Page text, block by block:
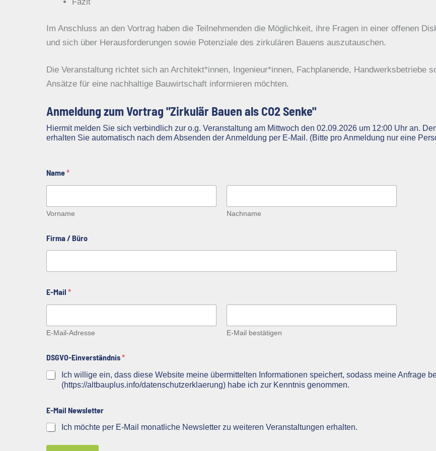
Im Anschluss an den Vortrag haben die Teilnehmenden die Möglichkeit, ihre Fragen in einer offenen
und sich über Herausforderungen sowie Potenziale des zirkulären Bauens auszutauschen.
Die Veranstaltung richtet sich an Architekt*innen, Ingenieur*innen, Fachplanende, Handwerksbetriebe
Ansätze für eine nachhaltige Bauwirtschaft informieren möchten.
Anmeldung zum Vortrag "Zirkulär Bauen als CO2 Senke"
Hiermit melden Sie sich verbindlich zur o.g. Veranstaltung am Mittwoch den 02.09.2026 um 12:00 Uhr an.
erhalten Sie automatisch nach dem Absenden der Anmeldung per E-Mail. (Bitte pro Anmeldung nur eine
Name*
Vorname Nachname
Firma / Büro
E-Mail *
E-Mail-Adresse E-Mail bestätigen
DSGVO-Einverständnis*
Ich willige ein, dass diese Website meine übermittelten Informationen speichert, sodass meine Anfrage
(https://altbauplus.info/datenschutzerklaerung) habe ich zur Kenntnis genommen.
E-Mail Newsletter
Ich möchte per E-Mail monatliche Newsletter zu weiteren Veranstaltungen erhalten.